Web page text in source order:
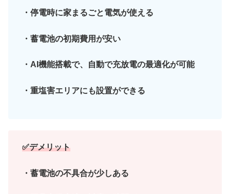
・停電時に家まるごと電気が使える
・蓄電池の初期費用が安い
・AI機能搭載で、自動で充放電の最適化が可能
・重塩害エリアにも設置ができる
✅デメリット
・蓄電池の不具合が少しある